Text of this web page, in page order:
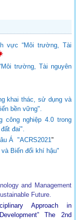
vực “Môi trường, Tài
trường, Tài nguyên
khai thác, sử dụng và
bền vững".
công nghiệp 4.0 trong
đai".
Á "ACRS2021"
Biến đổi khí hậu"
and Management
Future.
Approach in
The 2nd